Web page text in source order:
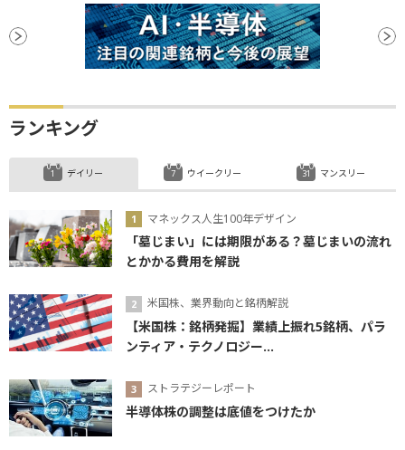
ランキング
デイリー
マネックス人生100年デザイン
「墓じまい」には期限がある？墓じまいの流れ
とかかる費用を解説
米国株、業界動向と銘柄解説
【米国株：銘柄発掘】業績上振れ5銘柄、パラ
ンティア・テクノロジー...
ストラテジーレポート
半導体株の調整は底値をつけたか
ウイークリー マンスリー